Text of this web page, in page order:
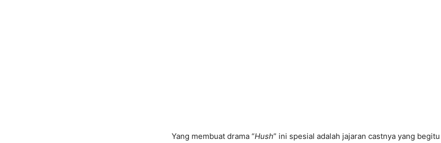
Yang membuat drama “Hush” ini spesial adalah jajaran castnya yang